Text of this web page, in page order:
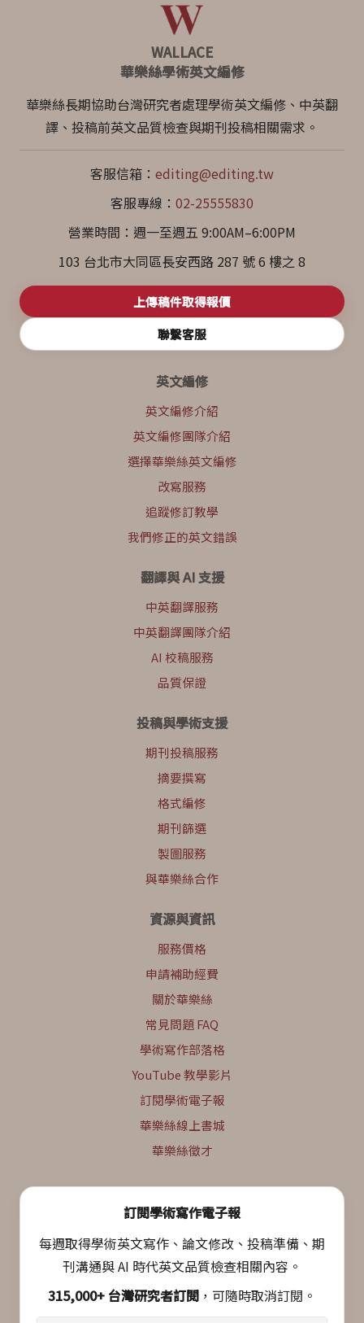
WALLACE
華樂絲學術英文編修
華樂絲長期協助台灣研究者處理學術英文編修、中英翻
譯、投稿前英文品質檢查與期刊投稿相關需求。
客服信箱： editing@editing.tw
客服專線： 02-25555830
營業時間：週一至週五 9:00AM–6:00PM
103 台北市大同區長安西路 287 號 6 樓之 8
上傳稿件取得報價
聯繫客服
英文編修
英文編修介紹
英文編修團隊介紹
選擇華樂絲英文編修
改寫服務
追蹤修訂教學
我們修正的英文錯誤
翻譯與 AI 支援
中英翻譯服務
中英翻譯團隊介紹
AI 校稿服務
品質保證
投稿與學術支援
期刊投稿服務
摘要撰寫
格式編修
期刊篩選
製圖服務
與華樂絲合作
資源與資訊
服務價格
申請補助經費
關於華樂絲
常見問題 FAQ
學術寫作部落格
YouTube 教學影片
訂閱學術電子報
華樂絲線上書城
華樂絲徵才
訂閱學術寫作電子報
每週取得學術英文寫作、論文修改、投稿準備、期
刊溝通與 AI 時代英文品質檢查相關內容。
315,000+ 台灣研究者訂閱 ，可隨時取消訂閱。